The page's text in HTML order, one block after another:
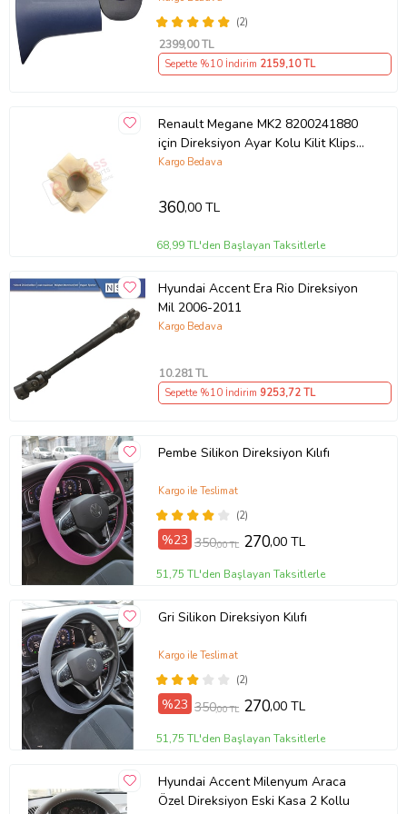
(2)
2399,00 TL
Sepette %10 İndirim 2159,10 TL
Renault Megane MK2 8200241880
için Direksiyon Ayar Kolu Kilit Klips
Plastiği
Kargo Bedava
360,00 TL
68,99 TL'den Başlayan Taksitlerle
Hyundai Accent Era Rio Direksiyon
Mil 2006-2011
Kargo Bedava
10.281TL
Sepette %10 İndirim 9253,72 TL
Pembe Silikon Direksiyon Kılıfı
(2)
Kargo ile Teslimat
%23 350,00 TL 270,00 TL
51,75 TL'den Başlayan Taksitlerle
Gri Silikon Direksiyon Kılıfı
(2)
Kargo ile Teslimat
%23 350,00 TL 270,00 TL
51,75 TL'den Başlayan Taksitlerle
Hyundai Accent Milenyum Araca
Özel Direksiyon Eski Kasa 2 Kollu